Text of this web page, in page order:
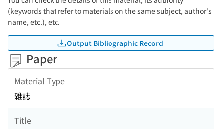
(keywords that refer to materials on the same subject, author's
name, etc.), etc.
Output Bibliographic Record
Paper
Material Type
雑誌
Title